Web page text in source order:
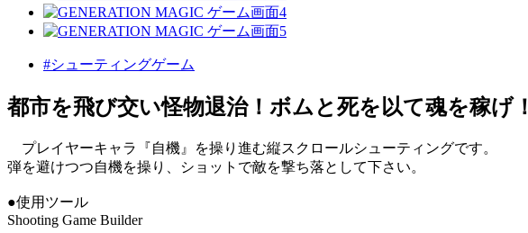
#シューティングゲーム
都市を飛び交い怪物退治！ボムと死を以て魂を稼げ！
プレイヤーキャラ『自機』を操り進む縦スクロールシューティングです。
弾を避けつつ自機を操り、ショットで敵を撃ち落として下さい。
●使用ツール
Shooting Game Builder